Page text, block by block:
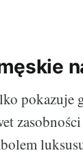
pokazuje